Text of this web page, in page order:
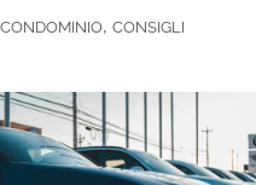
CONDOMINIO, CONSIGLI